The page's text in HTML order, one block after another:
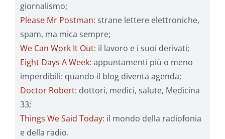
giornalismo;
Please Mr Postman: strane lettere elettroniche,
spam, ma mica sempre;
We Can Work It Out: il lavoro e i suoi derivati;
Eight Days A Week: appuntamenti più o meno
imperdibili: quando il blog diventa agenda;
Doctor Robert: dottori, medici, salute, Medicina
33;
Things We Said Today: il mondo della radiofonia
e della radio.